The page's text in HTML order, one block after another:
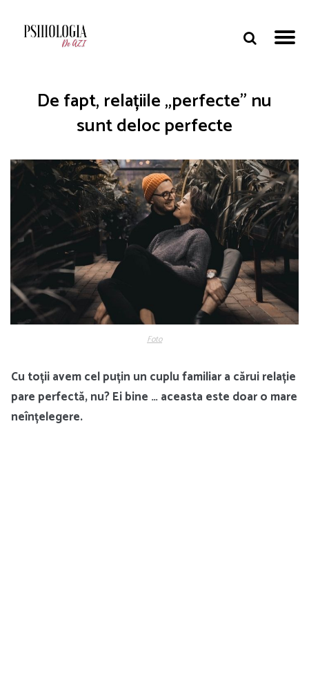
De fapt, relațiile „perfecte” nu
sunt deloc perfecte
Foto
Cu toții avem cel puțin un cuplu familiar a cărui relație
pare perfectă, nu? Ei bine … aceasta este doar o mare
neînțelegere.